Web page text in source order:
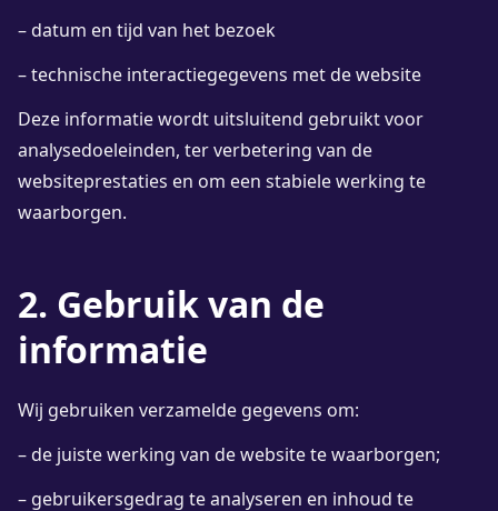
– datum en tijd van het bezoek
– technische interactiegegevens met de website
Deze informatie wordt uitsluitend gebruikt voor
analysedoeleinden, ter verbetering van de
websiteprestaties en om een stabiele werking te
waarborgen.
2. Gebruik van de
informatie
Wij gebruiken verzamelde gegevens om:
– de juiste werking van de website te waarborgen;
– gebruikersgedrag te analyseren en inhoud te